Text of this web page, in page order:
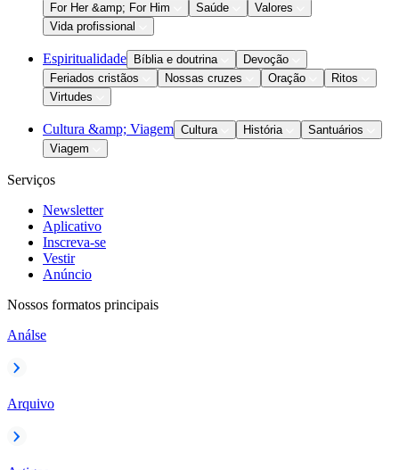
For Her &amp; For Him
Saúde
Valores
Vida profissional
Espiritualidade Bíblia e doutrina
Devoção
Feriados cristãos
Nossas cruzes Oração
Ritos
Virtudes
Cultura &amp; Viagem Cultura História
Santuários
Viagem
Serviços
Newsletter
Aplicativo
Inscreva-se
Vestir
Anúncio
Nossos formatos principais
Análse
Arquivo